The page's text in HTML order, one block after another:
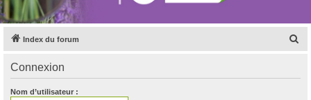
Index du forum
Connexion
Nom d’utilisateur :